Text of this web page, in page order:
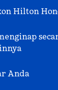
Hilton
Anda